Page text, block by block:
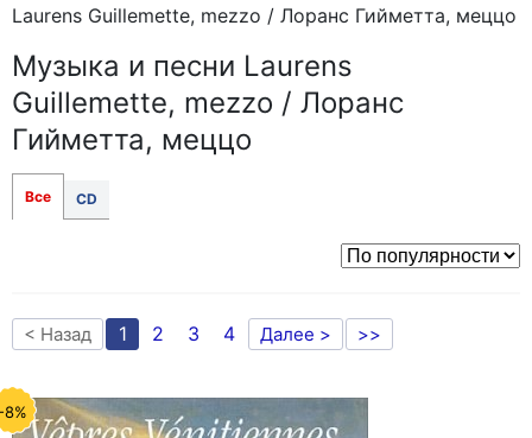
Laurens Guillemette, mezzo / Лоранс Гийметта, меццо
Музыка и песни Laurens
Guillemette, mezzo / Лоранс
Гийметта, меццо
Все CD
< Назад 1 2 3 4 Далее > >>
8%